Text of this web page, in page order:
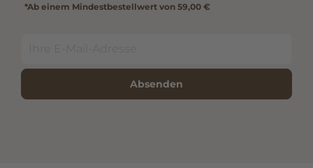
*Ab einem Mindestbestellwert von 59,00 €
Absenden